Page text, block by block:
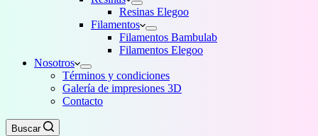
Resinas Elegoo
Filamentos
Filamentos Bambulab
Filamentos Elegoo
Nosotros
Términos y condiciones
Galería de impresiones 3D
Contacto
Buscar